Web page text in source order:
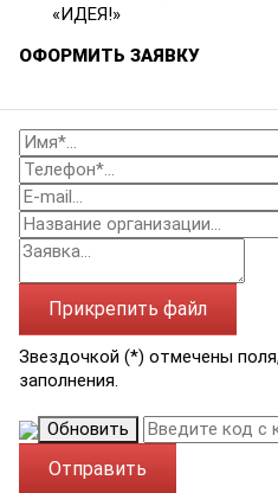
«ИДЕЯ!»
ОФОРМИТЬ ЗАЯВКУ
Прикрепить файл
Звездочкой (*) отмечены
заполнения.
Обновить
Отправить